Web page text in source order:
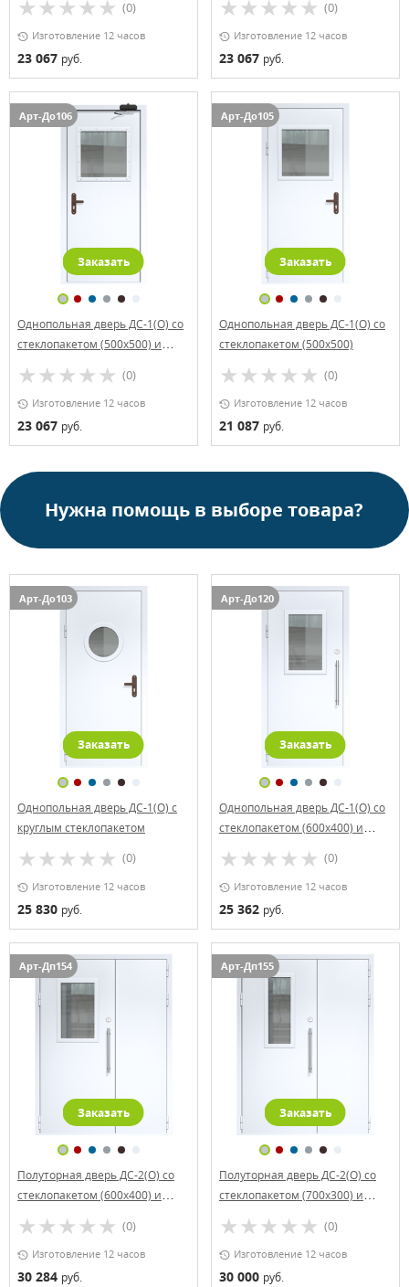
(0)
Изготовление 12 часов
23 067 руб.
(0)
Изготовление 12 часов
23 067 руб.
Арт-До106
Заказать
Однопольная дверь ДС-1(О) со
стеклопакетом (500х500) и
доводчиком
(0)
Изготовление 12 часов
23 067 руб.
Арт-До105
Заказать
Однопольная дверь ДС-1(О) со
стеклопакетом (500х500)
(0)
Изготовление 12 часов
21 087 руб.
Нужна помощь в выборе товара?
Арт-До103
Заказать
Однопольная дверь ДС-1(О) с
круглым стеклопакетом
(0)
Изготовление 12 часов
25 830 руб.
Арт-До120
Заказать
Однопольная дверь ДС-1(О) со
стеклопакетом (600х400) и
(0)
Изготовление 12 часов
25 362 руб.
Арт-Дп154
Заказать
Полуторная дверь ДС-2(О) со
стеклопакетом (600х400) и
(0)
Изготовление 12 часов
30 284 руб.
Арт-Дп155
Заказать
Полуторная дверь ДС-2(О) со
стеклопакетом (700х300) и
(0)
Изготовление 12 часов
30 000 руб.